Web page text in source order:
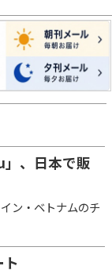
、日本で販
ン・ベトナムのチ